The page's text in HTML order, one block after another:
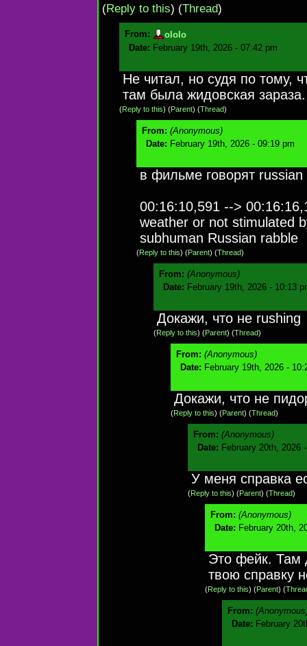
(Reply to this) (Thread)
From:
ololo
Date: February 19th, 2026 - 07:42 pm
Не читал, но судя по тому,
там была жидовская зараза.
(Reply to this) (Parent) (Thread)
From: (Anonymous)
Date: February 19th, 2026 - 09:19 pm
в фильме говорят russian
00:16:10,591 -->
weather or not stimulated
subhuman Russian rabble
(Reply to this) (Parent) (Thread)
From: (Anonymous)
Date: February 19th, 2026 - 10:13
Докажи, что не rushing
(Reply to this) (Parent) (Thread)
From: (Anonymous)
Date: February 19th, 2026 -
Докажи, что не
(Reply to this) (Parent) (Thread)
From: (Anonymous)
Date: February 20th, 2026
У меня справка
(Reply to this) (Parent) (Thread)
From: (Anonymous)
Date: February 20th,
Это фейк. Там
твою справку
(Reply to this) (Parent) (
From:
Date: February